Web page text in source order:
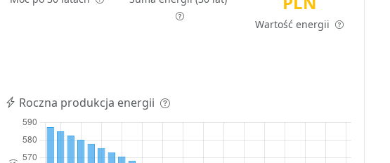
Wartość energii
Roczna produkcja energii